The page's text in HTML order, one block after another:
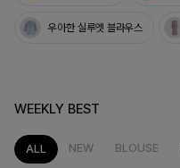
우아한 실루엣 블라우스
WEEKLY BEST
ALL NEW BLOUSE